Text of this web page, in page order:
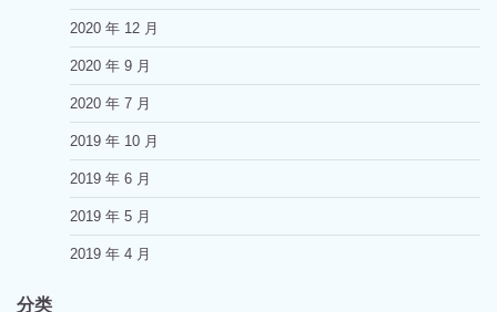
2020 年 12 月
2020 年 9 月
2020 年 7 月
2019 年 10 月
2019 年 6 月
2019 年 5 月
2019 年 4 月
分类